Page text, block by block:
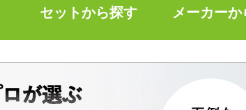
セットから探す メーカーか